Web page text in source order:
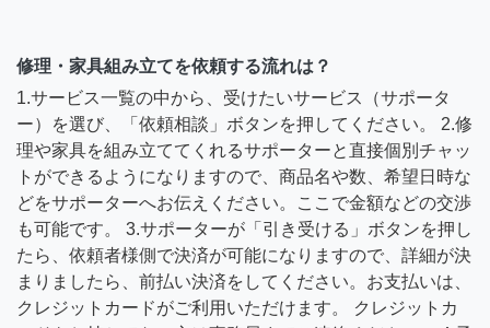
修理・家具組み立てを依頼する流れは？
1.サービス一覧の中から、受けたいサービス（サポータ
ー）を選び、「依頼相談」ボタンを押してください。 2.修
理や家具を組み立ててくれるサポーターと直接個別チャッ
トができるようになりますので、商品名や数、希望日時な
どをサポーターへお伝えください。ここで金額などの交渉
も可能です。 3.サポーターが「引き受ける」ボタンを押し
たら、依頼者様側で決済が可能になりますので、詳細が決
まりましたら、前払い決済をしてください。お支払いは、
クレジットカードがご利用いただけます。 クレジットカ